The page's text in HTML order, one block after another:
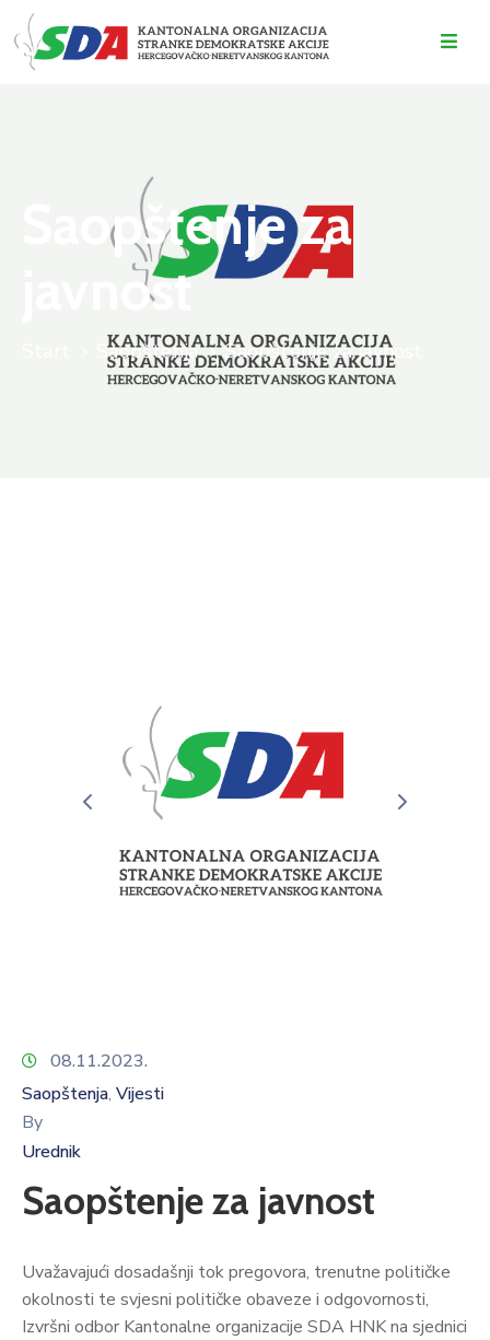
Saopštenje za
javnost
Saopštenja Saopštenje za javnost
08.11.2023.
Saopštenja‚ Vijesti
By
Urednik
Saopštenje za javnost
Uvažavajući dosadašnji tok pregovora, trenutne političke
okolnosti te svjesni političke obaveze i odgovornosti,
Izvršni odbor Kantonalne organizacije SDA HNK na sjednici